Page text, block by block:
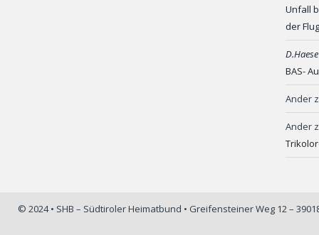
Unfall
der
BAS-
Ander
Ander
© 2024 • SHB – Südtiroler Heimatbund • Greifensteiner Weg 12 –